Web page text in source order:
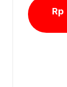
Rp